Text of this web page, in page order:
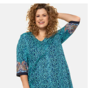
KĄPIELOWE I
AKCESORIA, KTÓRE
MUSISZ MIEĆ